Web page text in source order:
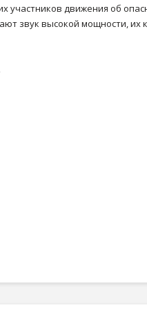
движения об
звук высокой мощности, их